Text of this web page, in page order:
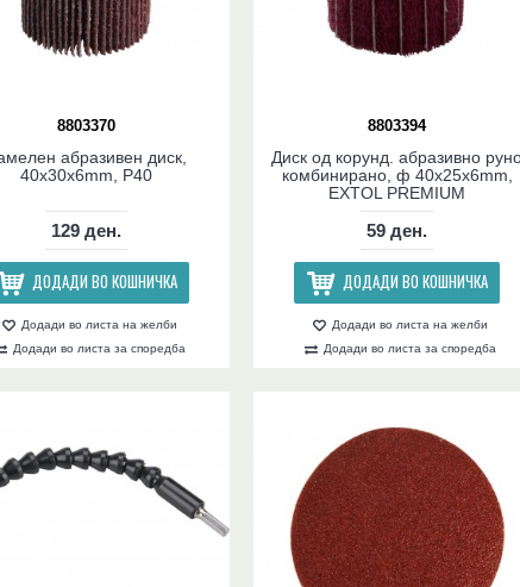
8803370
абразивен диск,
40x30x6mm, P40
129 ден.
ДОДАДИ ВО КОШНИЧКА
Додади во листа на желби
Додади во листа за споредба
8803394
Диск од корунд. абразивно
комбинирано, ф 40x25x6mm,
EXTOL PREMIUM
59 ден.
ДОДАДИ ВО КОШНИЧКА
Додади во листа на желби
Додади во листа за споредба